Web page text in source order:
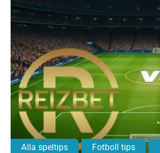
Alla speltips Fotboll tips